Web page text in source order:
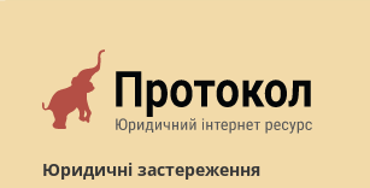
Юридичні застереження